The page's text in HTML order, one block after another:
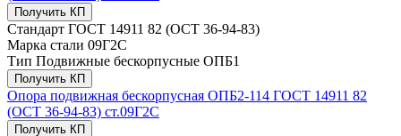
Получить КП
Стандарт ГОСТ 14911 82 (ОСТ 36-94-83)
Марка стали 09Г2С
Тип Подвижные бескорпусные ОПБ1
Получить КП
Опора подвижная бескорпусная ОПБ2-114 ГОСТ 14911 82
(ОСТ 36-94-83) ст.09Г2С
Получить КП